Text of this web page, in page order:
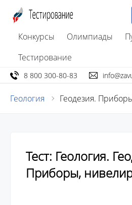
Конкурсы Олимпиады
Тестирование
8 800 300-80-83
Геология Геодезия.
Тест: Геология.
Приборы,